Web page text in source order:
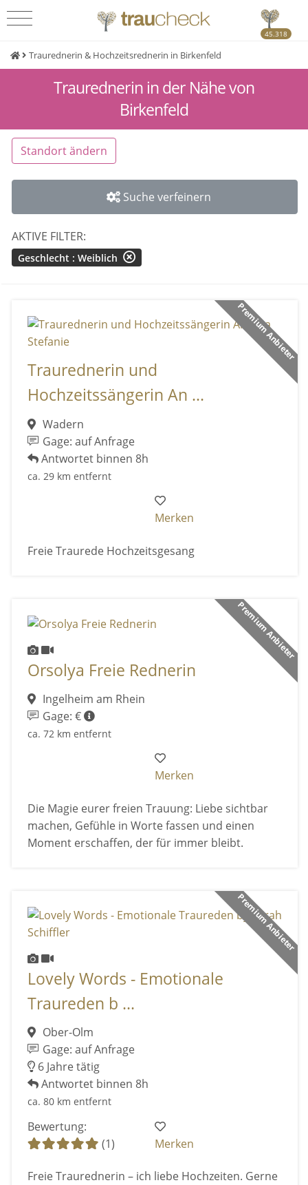
45.318
Traurednerin & Hochzeitsrednerin in Birkenfeld
Traurednerin in der Nähe von
Birkenfeld
Standort ändern
Suche verfeinern
AKTIVE FILTER:
Geschlecht : Weiblich
Premium Anbieter
Traurednerin und
Hochzeitssängerin An ...
Wadern
Gage: auf Anfrage
Antwortet binnen 8h
ca. 29 km entfernt
Merken
Freie Traurede Hochzeitsgesang
Premium Anbieter
Orsolya Freie Rednerin
Ingelheim am Rhein
Gage: €
ca. 72 km entfernt
Merken
Die Magie eurer freien Trauung: Liebe sichtbar
machen, Gefühle in Worte fassen und einen
Moment erschaffen, der für immer bleibt.
Premium Anbieter
Lovely Words - Emotionale
Traureden b ...
Ober-Olm
Gage: auf Anfrage
6 Jahre tätig
Antwortet binnen 8h
ca. 80 km entfernt
Bewertung:
(1)
Merken
Freie Traurednerin – ich liebe Hochzeiten. Gerne